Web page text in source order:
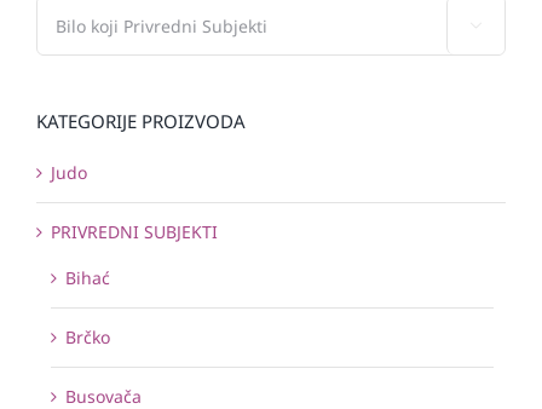
KATEGORIJE PROIZVODA
Judo
PRIVREDNI SUBJEKTI
Bihać
Brčko
Busovača